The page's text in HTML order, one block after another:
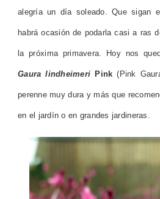
alegría un día soleado.Que sigan
habrá ocasión de podarla casi a ras
la próxima primavera. Hoy nos
Gaura lindheimeri Pink (Pink
perenne muy dura y más que
en el jardín o en grandes jardineras.